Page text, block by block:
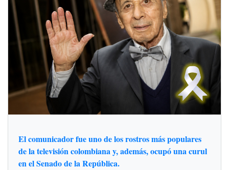
El comunicador fue uno de los rostros más populares
de la televisión colombiana y, además, ocupó una curul
en el Senado de la República.